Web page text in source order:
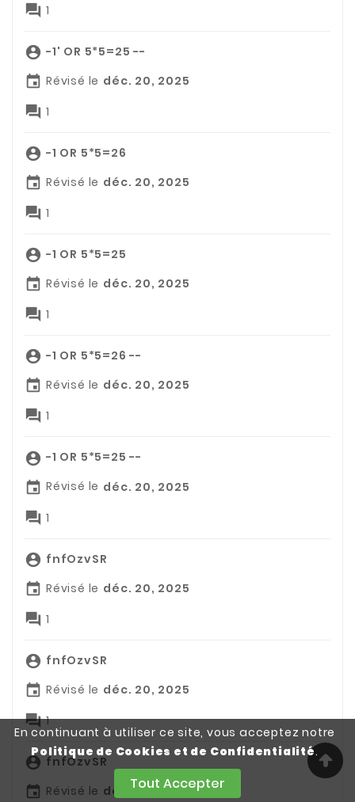
En continuant à utiliser ce site, vous acceptez notre
Politique de Cookies et de Confidentialité.
Tout Accepter
 1
 -1' OR 5*5=25 --
 Révisé le déc. 20, 2025
 1
 -1 OR 5*5=26
 Révisé le déc. 20, 2025
 1
 -1 OR 5*5=25
 Révisé le déc. 20, 2025
 1
 -1 OR 5*5=26 --
 Révisé le déc. 20, 2025
 1
 -1 OR 5*5=25 --
 Révisé le déc. 20, 2025
 1
 fnfOzvSR
 Révisé le déc. 20, 2025
 1
 fnfOzvSR
 Révisé le déc. 20, 2025
 1
 fnfOzvSR
 Révisé le déc. 20, 2025